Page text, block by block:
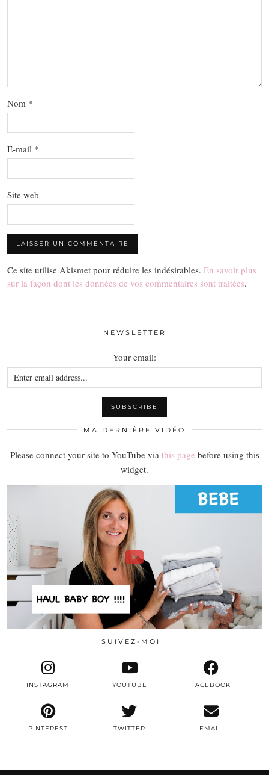
Nom *
E-mail *
Site web
Ce site utilise Akismet pour réduire les indésirables. En savoir plus
sur la façon dont les données de vos commentaires sont traitées.
NEWSLETTER
Your email:
MA DERNIÈRE VIDÉO
Please connect your site to YouTube via this page before using this
widget.
SUIVEZ-MOI !
TWITTER
INSTAGRAM FACEBOOK
PINTEREST
YOUTUBE
EMAIL